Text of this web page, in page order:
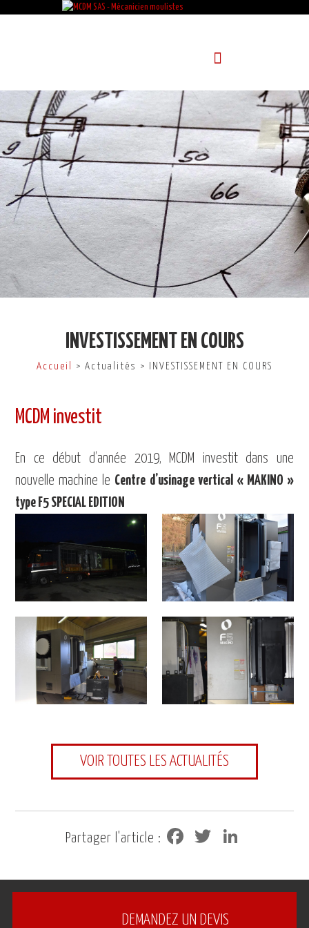
INVESTISSEMENT EN COURS
Accueil > Actualités > INVESTISSEMENT EN COURS
MCDM investit
En ce début d’année 2019, MCDM investit dans une
nouvelle machine le Centre d’usinage vertical « MAKINO »
type F5 SPECIAL EDITION
VOIR TOUTES LES ACTUALITÉS
Partager l'article : Facebook
Twitter
DEMANDEZ UN DEVIS